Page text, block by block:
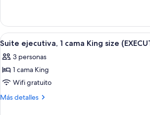
matrimoniales
(DELUXE
TWO
DOUBLE
ROOM)
Deluxe,
camas
matrimoniales
(DELUXE
TWO
ROOM)
Abrir
todas
las
fotos
de
Suite
Una
5
Suite ejecutiva, 1 cama King size
3 personas
1 cama King
Wifi gratuito
Más detalles
Más